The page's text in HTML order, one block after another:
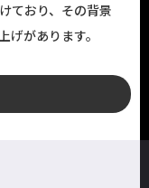
ており、その背景
があります。